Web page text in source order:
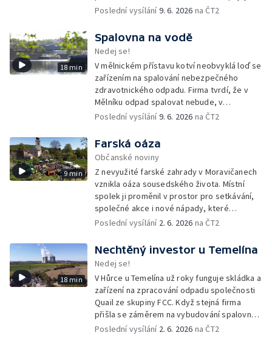
tisíce členů a dobrovolníků po celé
Poslední vysílání9. 6. 2026 na ČT2
18 min
Spalovna na vodě
Nedej se!
V mělnickém přístavu kotví neobvyklá loď se
zařízením na spalování nebezpečného
zdravotnického odpadu. Firma tvrdí, že v
Mělníku odpad spalovat nebude, v
dokumentech k posuzování vlivů na životní
Poslední vysílání9. 6. 2026 na ČT2
9 min
Farská oáza
Občanské noviny
Z nevyužité farské zahrady v Moravičanech
vznikla oáza sousedského života. Místní
spolek ji proměnil v prostor pro setkávání,
společné akce i nové nápady, které
přesahují zahradu a pomáhají rozhýbat život
Poslední vysílání 2. 6. 2026 na ČT2
18 min
Nechtěný investor u Temelína
Nedej se!
V Hůrce u Temelína už roky funguje skládka a
zařízení na zpracování odpadu společnosti
Quail ze skupiny FCC. Když stejná firma
přišla se záměrem na vybudování spalovny
nebezpečných odpadů, okolní obce se
Poslední vysílání 2. 6. 2026 na ČT2